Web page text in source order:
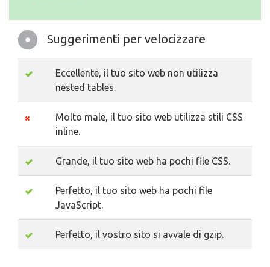
Suggerimenti per velocizzare
Eccellente, il tuo sito web non utilizza
nested tables.
Molto male, il tuo sito web utilizza stili CSS
inline.
Grande, il tuo sito web ha pochi file CSS.
Perfetto, il tuo sito web ha pochi file
JavaScript.
Perfetto, il vostro sito si avvale di gzip.